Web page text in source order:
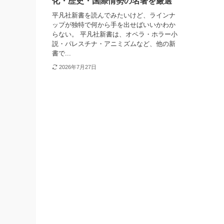
平凡社新書を読んでみたいけど、ラインナ
ップが独特で何から手を出せばいいかわか
らない。 平凡社新書は、オペラ・ホラー小
説・パレスチナ・アニミズムなど、他の新
書で...
2026年7月27日